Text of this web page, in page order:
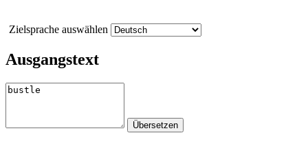
Zielsprache auswählen
Ausgangstext